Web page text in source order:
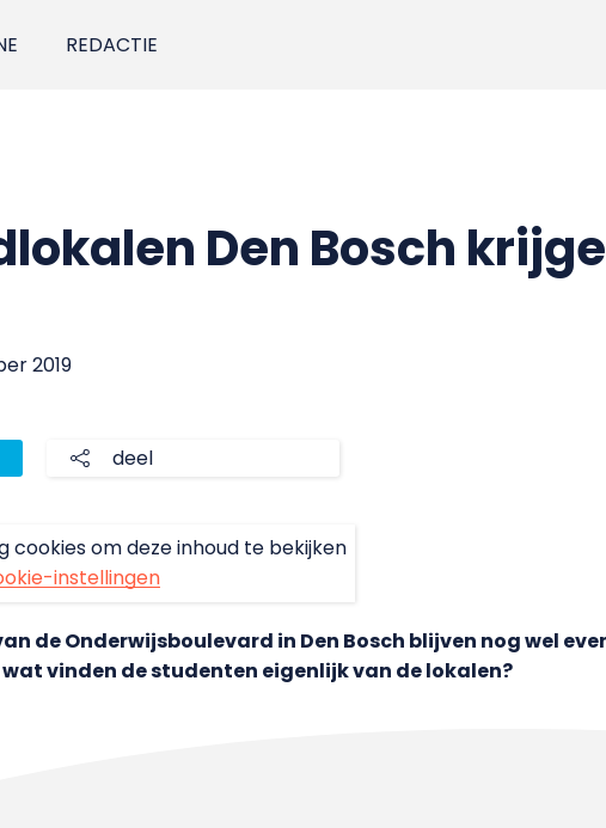
REDACTIE
Den Bosch
2019
deel
om deze inhoud te bekijken
instellingen
de Onderwijsboulevard in Den Bosch blijven nog wel
vinden de studenten eigenlijk van de lokalen?